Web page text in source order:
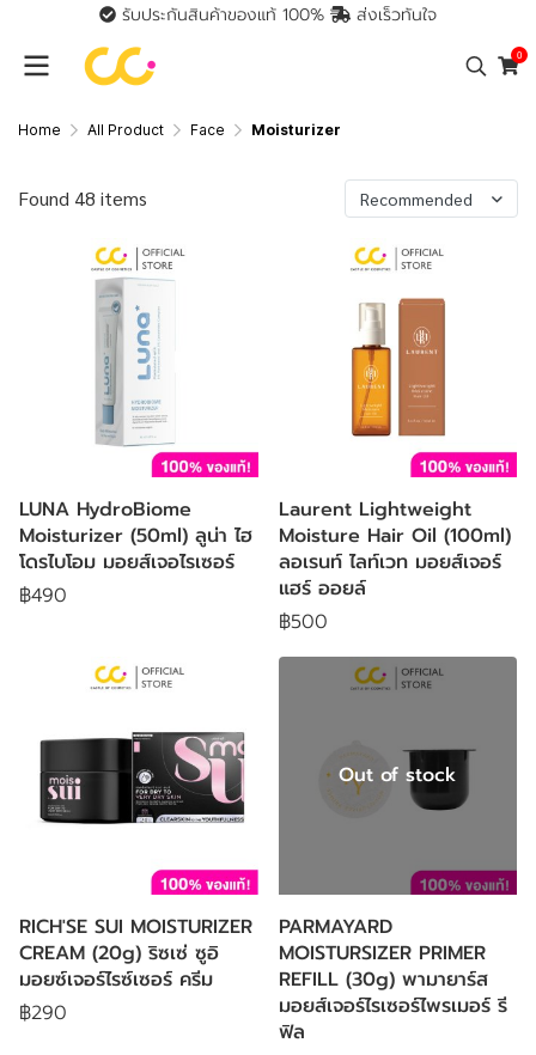
รับประกันสินค้าของแท้ 100% ส่งเร็วทันใจ
0
Home All Product Face Moisturizer
Found 48 items Recommended
LUNA HydroBiome
Moisturizer (50ml) ลูน่า ไฮ
โดรไบโอม มอยส์เจอไรเซอร์
฿490
Laurent Lightweight
Moisture Hair Oil (100ml)
ลอเรนท์ ไลท์เวท มอยส์เจอร์
แฮร์ ออยล์
฿500
RICH'SE SUI MOISTURIZER
CREAM (20g) ริซเซ่ ซูอิ
มอยซ์เจอร์ไรซ์เซอร์ ครีม
฿290
Out of stock
PARMAYARD
MOISTURSIZER PRIMER
REFILL (30g) พามายาร์ส
มอยส์เจอร์ไรเซอร์ไพรเมอร์ รี
ฟิล